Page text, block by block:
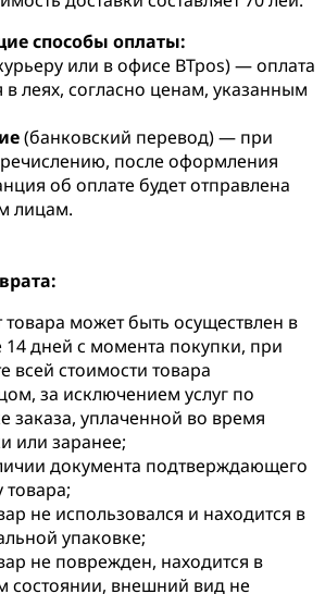
способы оплаты:
или в офисе BTpos) — оплата
леях, согласно ценам, указанным
(банковский перевод) — при
после оформления
об оплате будет отправлена
лицам.
товара может быть осуществлен в
14 дней с момента покупки, при
всей стоимости товара
за исключением услуг по
заказа, уплаченной во время
или заранее;
документа подтверждающего
товара;
не использовался и находится в
упаковке;
не поврежден, находится в
состоянии, внешний вид не